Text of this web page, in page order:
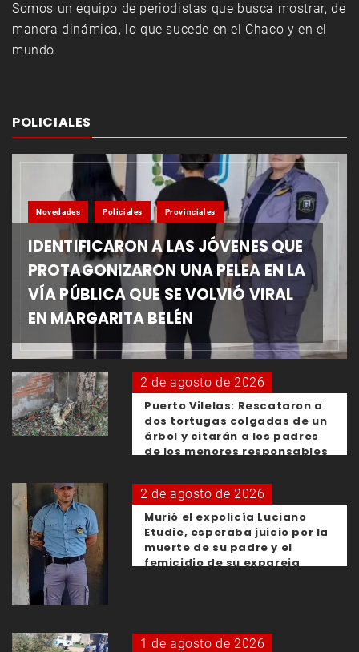
Somos un equipo de periodistas que busca mostrar, de
manera dinámica, lo que sucede en el Chaco y en el
mundo.
POLICIALES
Novedades Policiales Provinciales
IDENTIFICARON A LAS JÓVENES QUE
PROTAGONIZARON UNA PELEA EN LA
VÍA PÚBLICA QUE SE VOLVIÓ VIRAL
EN MARGARITA BELÉN
2 de agosto de 2026
Puerto Vilelas: Rescataron a
dos tortugas colgadas de un
árbol y citarán a los padres
de los menores responsables
2 de agosto de 2026
Murió el expolicía Luciano
Etudie, esperaba juicio por la
muerte de su padre y el
femicidio de su expareja
1 de agosto de 2026